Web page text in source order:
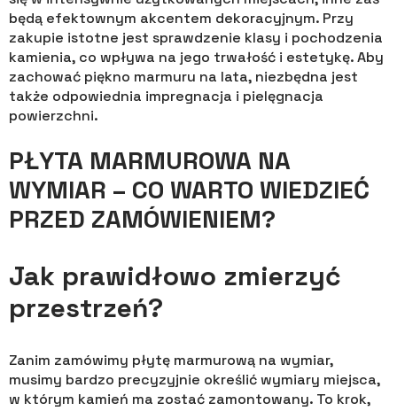
będą efektownym akcentem dekoracyjnym. Przy
zakupie istotne jest sprawdzenie klasy i pochodzenia
kamienia, co wpływa na jego trwałość i estetykę. Aby
zachować piękno marmuru na lata, niezbędna jest
także odpowiednia impregnacja i pielęgnacja
powierzchni.
PŁYTA MARMUROWA NA
WYMIAR – CO WARTO WIEDZIEĆ
PRZED ZAMÓWIENIEM?
Jak prawidłowo zmierzyć
przestrzeń?
Zanim zamówimy płytę marmurową na wymiar,
musimy bardzo precyzyjnie określić wymiary miejsca,
w którym kamień ma zostać zamontowany. To krok,